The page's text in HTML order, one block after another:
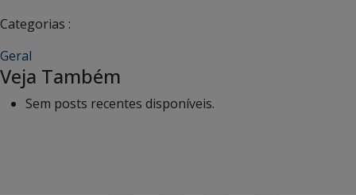
Categorias :
Geral
Veja Também
Sem posts recentes disponíveis.